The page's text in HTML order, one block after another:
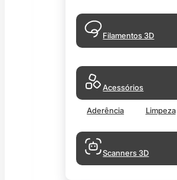
Filamentos 3D
Acessórios
Aderência Limpeza
Scanners 3D